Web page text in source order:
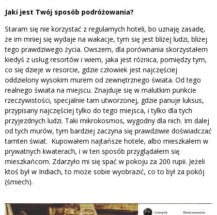
Jaki jest Twój sposób podróżowania?
Staram się nie korzystać z regularnych hoteli, bo uznaję zasadę,
że im mniej się wydaje na wakacje, tym się jest bliżej ludzi, bliżej
tego prawdziwego życia. Owszem, dla porównania skorzystałem
kiedyś z usług resortów i wiem, jaka jest różnica, pomiędzy tym,
co się dzieje w resorcie, gdzie człowiek jest najczęściej
oddzielony wysokim murem od zewnętrznego świata. Od tego
realnego świata na miejscu. Znajduje się w malutkim punkcie
rzeczywistości, specjalnie tam utworzonej, gdzie panuje luksus,
przypisany najczęściej tylko do tego miejsca, i tylko dla tych
przyjezdnych ludzi. Taki mikrokosmos, wygodny dla nich. Im dalej
od tych murów, tym bardziej zaczyna się prawdziwie doświadczać
tamten świat. Kupowałem najtańsze hotele, albo mieszkałem w
prywatnych kwaterach, i w ten sposób przyglądałem się
mieszkańcom. Zdarzyło mi się spać w pokoju za 200 rupii. Jeżeli
ktoś był w Indiach, to może sobie wyobrazić, co to był za pokój
(śmiech).